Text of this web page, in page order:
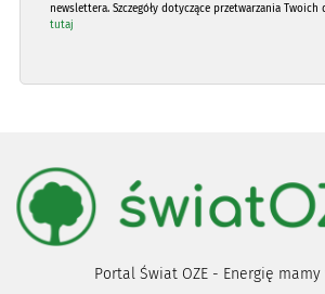
newslettera. Szczegóły dotyczące przetwarzania Twoich
tutaj
Portal Świat OZE - Energię